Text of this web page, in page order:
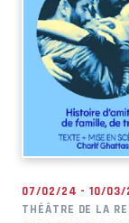
07/02/24 - 10/03/
THÉÂTRE DE LA